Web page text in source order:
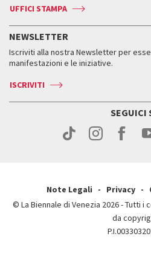
Press
Accrediti
Come raggiungerci
Accrediti
Come raggiungerci
Contatti
Press
Press
Edizioni passate
Orari e sedi
Biglietti
Servizi al pubblico
Come raggiungerci
Contatti
ASAC DATI
Storia
Orari e sedi
UFFICI STAMPA
NEWSLETTER
Iscriviti alla nostra Newsletter per
manifestazioni e le iniziative.
ISCRIVITI
SEGUICI
Note Legali Privacy
© La Biennale di Venezia 2026 - Tutti
da